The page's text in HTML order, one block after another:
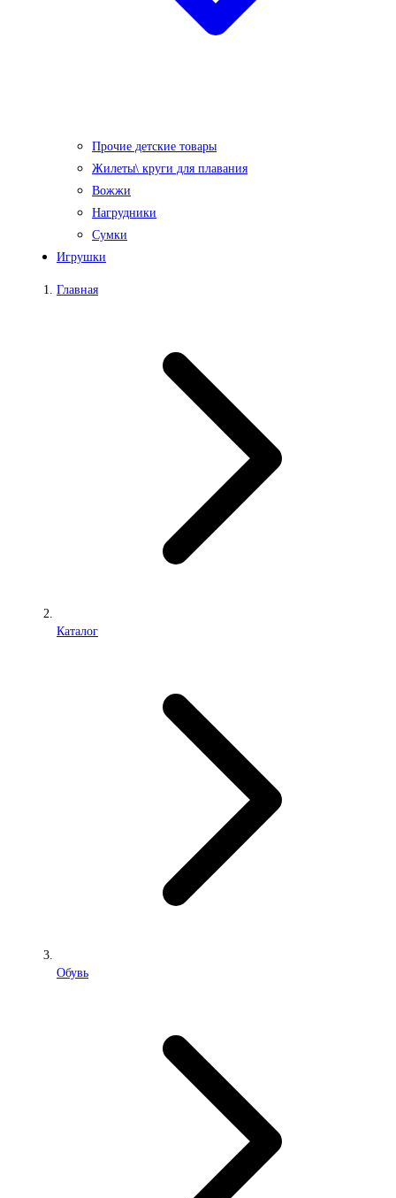
Прочие детские товары
Жилеты\ круги для плавания
Вожжи
Нагрудники
Сумки
Игрушки
Главная
Каталог
Обувь